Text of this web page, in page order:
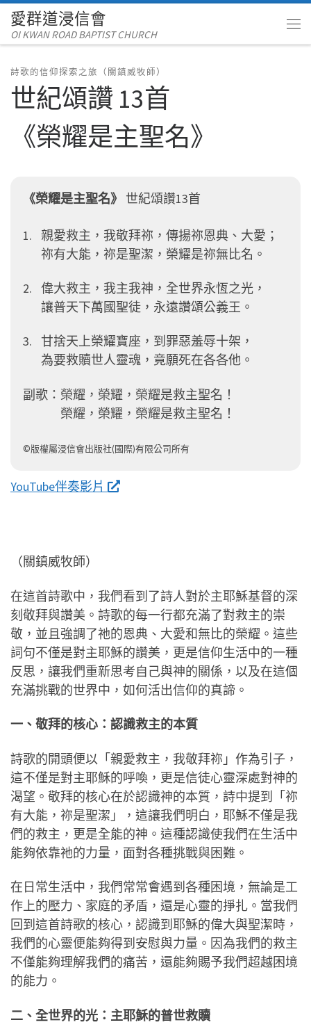
Skip to content
愛群道浸信會
OI KWAN ROAD BAPTIST CHURCH
詩歌的信仰探索之旅（關鎮威牧師）
世紀頌讚 13首
《榮耀是主聖名》
《榮耀是主聖名》 世紀頌讚13首
親愛救主，我敬拜祢， 傳揚祢恩典、大愛；
祢有大能，祢是聖潔， 榮耀是祢無比名。
偉大救主，我主我神， 全世界永恆之光，
讓普天下萬國聖徒， 永遠讚頌公義王。
甘捨天上榮耀寶座， 到罪惡羞辱十架，
為要救贖世人靈魂， 竟願死在各各他。
副歌： 榮耀，榮耀， 榮耀是救主聖名！
榮耀，榮耀， 榮耀是救主聖名！
©版權屬浸信會出版社(國際)有限公司所有
YouTube伴奏影片
（關鎮威牧師）
在這首詩歌中，我們看到了詩人對於主耶穌基督的深
刻敬拜與讚美。詩歌的每一行都充滿了對救主的崇
敬，並且強調了祂的恩典、大愛和無比的榮耀。這些
詞句不僅是對主耶穌的讚美，更是信仰生活中的一種
反思，讓我們重新思考自己與神的關係，以及在這個
充滿挑戰的世界中，如何活出信仰的真諦。
一、敬拜的核心：認識救主的本質
詩歌的開頭便以「親愛救主，我敬拜祢」作為引子，
這不僅是對主耶穌的呼喚，更是信徒心靈深處對神的
渴望。敬拜的核心在於認識神的本質，詩中提到「祢
有大能，祢是聖潔」，這讓我們明白，耶穌不僅是我
們的救主，更是全能的神。這種認識使我們在生活中
能夠依靠祂的力量，面對各種挑戰與困難。
在日常生活中，我們常常會遇到各種困境，無論是工
作上的壓力、家庭的矛盾，還是心靈的掙扎。當我們
回到這首詩歌的核心，認識到耶穌的偉大與聖潔時，
我們的心靈便能夠得到安慰與力量。因為我們的救主
不僅能夠理解我們的痛苦，還能夠賜予我們超越困境
的能力。
二、全世界的光：主耶穌的普世救贖